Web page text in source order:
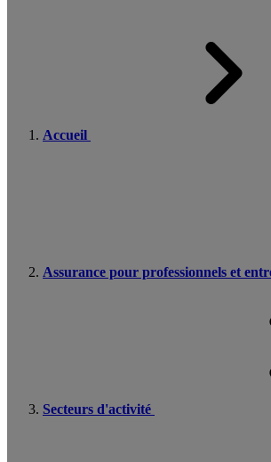
Accueil
Assurance pour professionnels et
Secteurs d'activité